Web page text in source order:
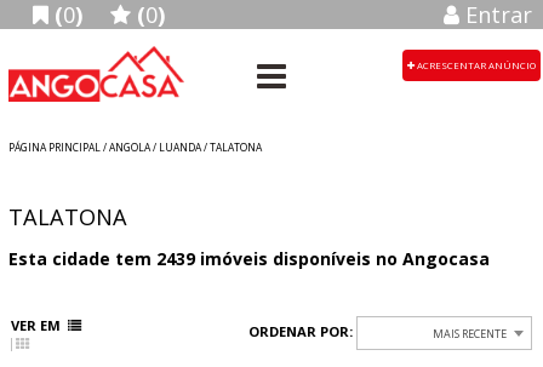
(0) (0) Entrar
ACRESCENTAR ANÚNCIO
PÁGINA PRINCIPAL /ANGOLA/ LUANDA / TALATONA
TALATONA
Esta cidade tem 2439imóveis disponíveis no Angocasa
VER EM ORDENAR POR: MAIS RECENTE